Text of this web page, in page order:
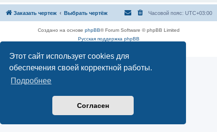
Этот сайт использует cookies для
обеспечения своей корректной работы.
Подробнее
Согласен
Заказать чертеж Выбрать чертёж Часовой пояс: UTC+03:00
Создано на основе phpBB® Forum Software © phpBB Limited
Русская поддержка phpBB